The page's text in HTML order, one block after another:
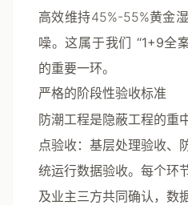
高效维持45%-55%黄金
噪。这属于我们 “1+9全
的重要一环。
严格的阶段性验收标准
防潮工程是隐蔽工程的重
点验收：基层处理验收、
统运行数据验收。每个环
及业主三方共同确认，数